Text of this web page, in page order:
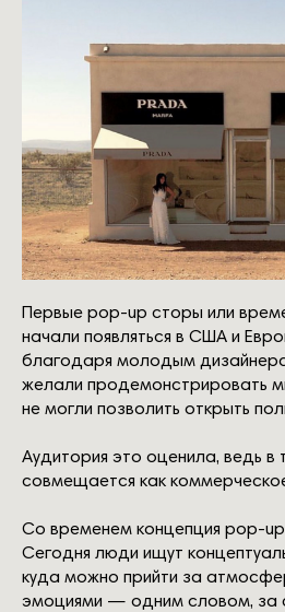
Первые pop-up сторы или
начали появляться в США и
благодаря молодым
желали продемонстрировать
не могли позволить открыть
Аудитория это оценила, ведь
совмещается как
Со временем концепция pop-
Сегодня люди ищут
куда можно прийти за
эмоциями — одним словом, за